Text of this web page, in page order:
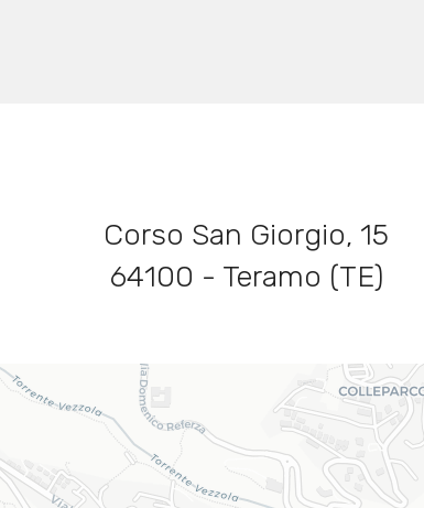
Corso San Giorgio, 15
64100 - Teramo (TE)